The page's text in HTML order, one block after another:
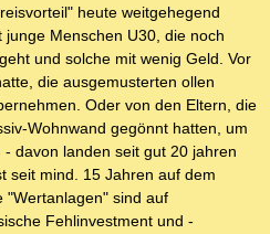
heute weitgehegend
Menschen U30, die noch
und solche mit wenig Geld. Vor
die ausgemusterten ollen
Oder von den Eltern, die
Wohnwand gegönnt hatten, um
davon landen seit gut 20 jahren
seit mind. 15 Jahren auf dem
"Wertanlagen" sind auf
Fehlinvestment und -